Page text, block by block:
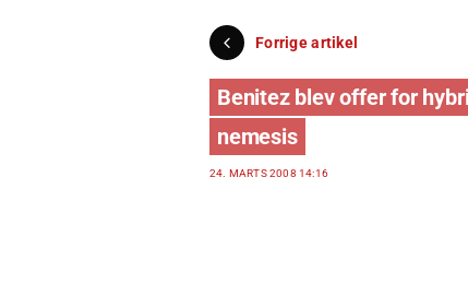
Forrige artikel
Benitez blev offer for
nemesis
24. MARTS 2008 14:16